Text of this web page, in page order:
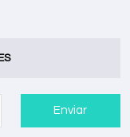
Enviar